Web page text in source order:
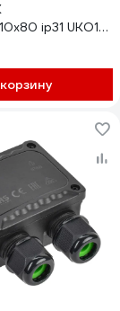
ip31 UKO12-
K02-31M